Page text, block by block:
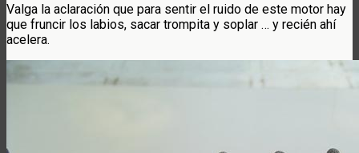
Valga la aclaración que para sentir el ruido de este motor hay
que fruncir los labios, sacar trompita y soplar … y recién ahí
acelera.